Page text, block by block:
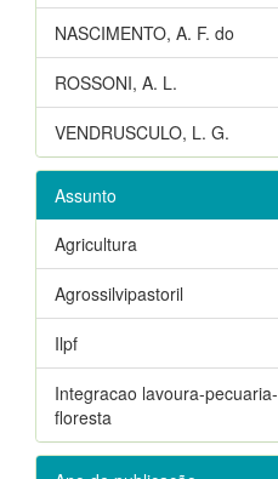
NASCIMENTO, A. F. do
ROSSONI, A. L.
VENDRUSCULO, L. G.
Assunto
Agricultura
Agrossilvipastoril
Ilpf
Integracao lavoura-pecuaria-
floresta